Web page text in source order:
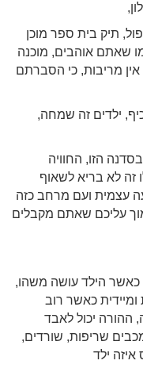
תיק בית ספר מוכן
שאתם אוהבים, מוכנה
מריבות, כי הסברתם
ילדים זה שמחה,
הזו, החוויה
זה לא בריא לשאוף
עצמית ועם מרחב כזה
עליכם שאתם מקבלים
כאשר הילד עושה משהו,
ומיידית כאשר רוב
ההורה יכול לאבד
שריפות, שורדים,
ילד